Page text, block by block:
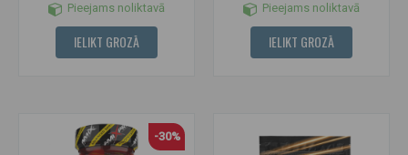
Pieejams noliktavā
IELIKT GROZĀ
Pieejams noliktavā
IELIKT GROZĀ
-30%